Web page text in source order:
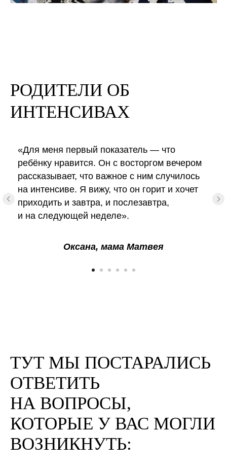
РОДИТЕЛИ ОБ
ИНТЕНСИВАХ
«Для меня первый показатель — что
ребёнку нравится. Он с восторгом вечером
рассказывает, что важное с ним случилось
на интенсиве. Я вижу, что он горит и хочет
приходить и завтра, и послезавтра,
и на следующей неделе».
Оксана, мама Матвея
ТУТ МЫ ПОСТАРАЛИСЬ
ОТВЕТИТЬ
НА ВОПРОСЫ,
КОТОРЫЕ У ВАС МОГЛИ
ВОЗНИКНУТЬ: